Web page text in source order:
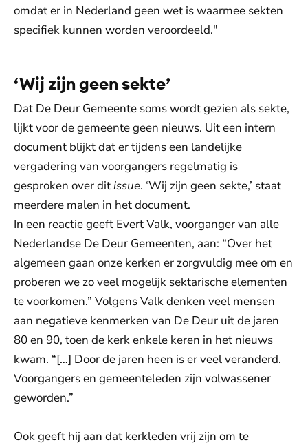
omdat er in Nederland geen wet is waarmee sekten
specifiek kunnen worden veroordeeld."
‘Wij zijn geen sekte’
Dat De Deur Gemeente soms wordt gezien als sekte,
lijkt voor de gemeente geen nieuws. Uit een intern
document blijkt dat er tijdens een landelijke
vergadering van voorgangers regelmatig is
gesproken over ditissue. ‘Wij zijn geen sekte,’ staat
meerdere malen in het document.
In een reactie geeft Evert Valk, voorganger van alle
Nederlandse De Deur Gemeenten, aan: “Over het
algemeen gaan onze kerken er zorgvuldig mee om en
proberen we zo veel mogelijk sektarische elementen
te voorkomen.” Volgens Valk denken veel mensen
aan negatieve kenmerken van De Deur uit de jaren
80 en 90, toen de kerk enkele keren in het nieuws
kwam. “[…] Door de jaren heen is er veel veranderd.
Voorgangers en gemeenteleden zijn volwassener
geworden.”
Ook geeft hij aan dat kerkleden vrij zijn om te